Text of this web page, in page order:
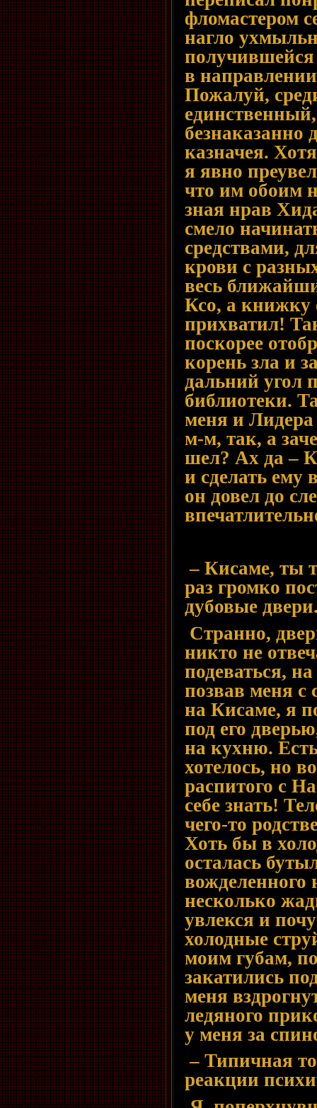
фломастером
нагло
в
Пожалуй,
безнаказанно
казначея.
я явно
что им обоим
зная нрав
смело
средствами,
крови с
весь
Ксо, а книжку
прихватил!
поскорее
корень зла и
дальний угол
библиотеки.
меня и
м-м, так, а
шел? Ах да –
и сделать ему
он довел до
– Кисаме, ты
раз громко
дубовые
Странно,
никто не
подеваться,
позвав меня с
на Кисаме, я
под его
на кухню.
хотелось, но
распитого с
себе знать!
чего-то
Хоть бы в
осталась
вожделенного
несколько
увлекся и
холодные
моим губам,
закатились
меня
ледяного
у меня за
– Типичная
реакции